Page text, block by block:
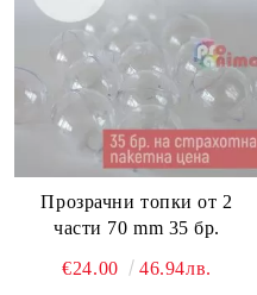
Прозрачни топки от 2
части 70 mm 35 бр.
€24.00 46.94лв.